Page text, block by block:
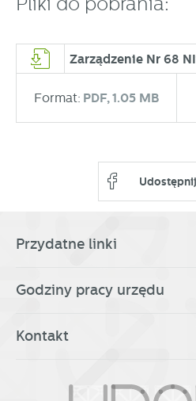
Zarządzenie Nr 68
Format: PDF,1.05 MB
Udostępnij
Przydatne linki
Godziny pracy urzędu
Kontakt
partnerami oraz innych
społecznościowych.